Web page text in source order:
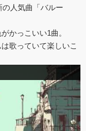
人気曲「バルー
かっこいい1曲。
歌っていて楽しいこ